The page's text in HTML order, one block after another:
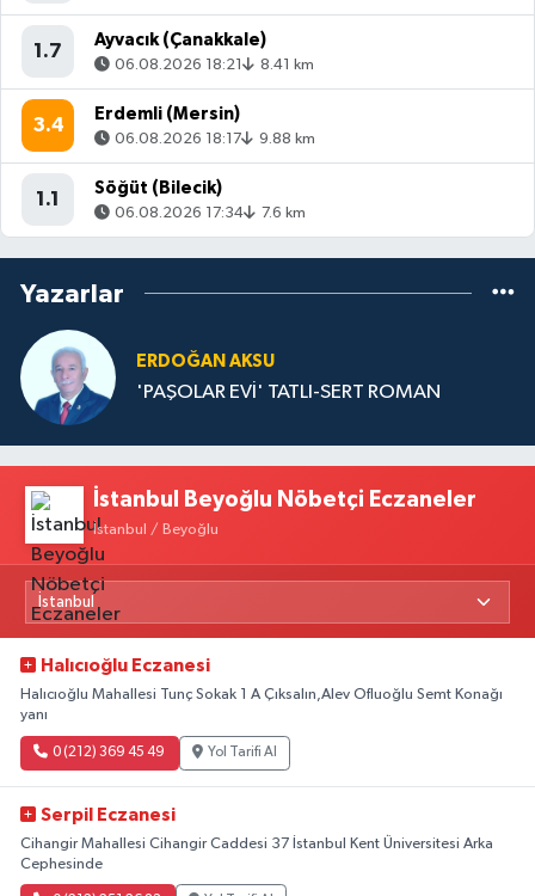
1.7
Ayvacık (Çanakkale)
06.08.2026 18:21 8.41 km
3.4
Erdemli (Mersin)
06.08.2026 18:17 9.88 km
1.1
Söğüt (Bilecik)
06.08.2026 17:34 7.6 km
Yazarlar
ERDOĞAN AKSU
'PAŞOLAR EVİ' TATLI-SERT ROMAN
İstanbul Beyoğlu Nöbetçi Eczaneler
İstanbul / Beyoğlu
Halıcıoğlu Eczanesi
Halıcıoğlu Mahallesi Tunç Sokak 1 A Çıksalın,Alev Ofluoğlu Semt Konağı
yanı
0 (212) 369 45 49 Yol Tarifi Al
Serpil Eczanesi
Cihangir Mahallesi Cihangir Caddesi 37 İstanbul Kent Üniversitesi Arka
Cephesinde